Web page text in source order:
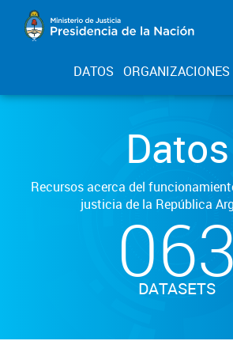
DATOS ORGANIZACIONES
Datos
Recursos acerca del
justicia de la República
063
DATASETS